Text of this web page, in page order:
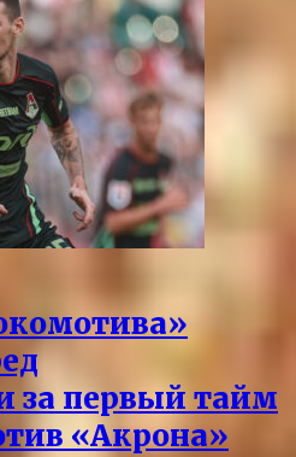
за первый тайм
«Акрона»